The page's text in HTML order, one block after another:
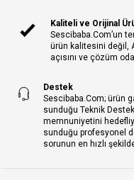
Kaliteli ve Orijinal
Sescibaba.Com’un
ürün kalitesini değil,
açısını ve çözüm
Destek
Sescibaba.Com; ürün
sunduğu Teknik
memnuniyetini
sunduğu profesyonel
sorunun en hızlı